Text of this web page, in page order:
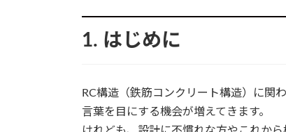
1. はじめに
RC構造（鉄筋コンクリート構造）に関
言葉を目にする機会が増えてきます。